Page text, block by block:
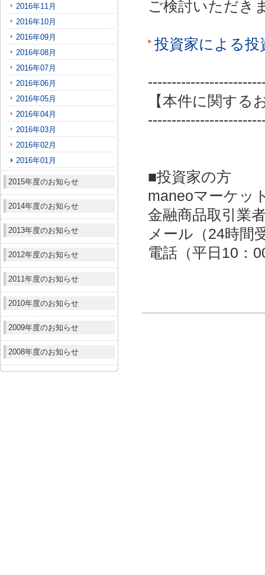
2016年11月
2016年10月
2016年09月
2016年08月
2016年07月
2016年06月
2016年05月
2016年04月
2016年03月
2016年02月
2016年01月
2015年度のお知らせ
2014年度のお知らせ
2013年度のお知らせ
2012年度のお知らせ
2011年度のお知らせ
2010年度のお知らせ
2009年度のお知らせ
2008年度のお知らせ
ご検討いただき
投資家による
【本件に関する
■投資家の方
maneoマーケッ
金融商品取引業
メール（24時間
電話（平日10：